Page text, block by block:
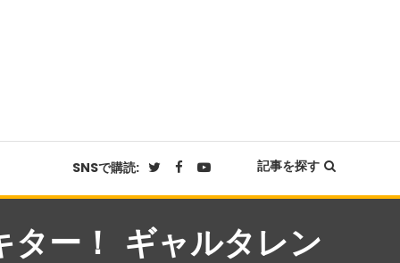
SNSで購読: 記事を探す
ター！ ギャルタレン